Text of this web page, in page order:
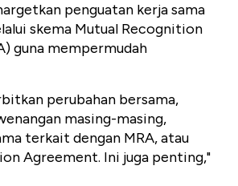
penguatan kerja sama
skema Mutual Recognition
guna mempermudah
perubahan bersama,
masing-masing,
terkait dengan MRA, atau
Agreement. Ini juga penting,"